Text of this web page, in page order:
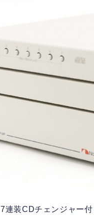
7連装CDチェンジャー